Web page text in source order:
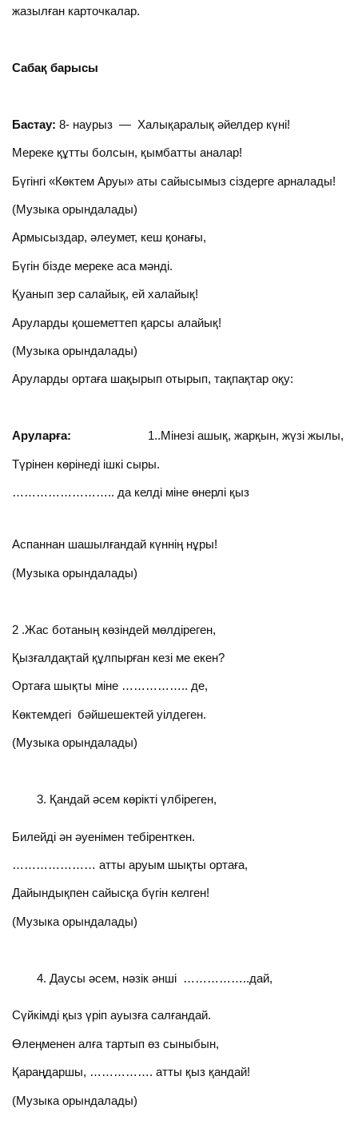
жазылған карточкалар.
Сабақ барысы
Бастау: 8- наурыз — Халықаралық әйелдер күні!
Мереке құтты болсын, қымбатты аналар!
Бүгінгі «Көктем Аруы» аты сайысымыз сіздерге арналады!
(Музыка орындалады)
Армысыздар, әлеумет, кеш қонағы,
Бүгін бізде мереке аса мәнді.
Қуанып зер салайық, ей халайық!
Аруларды қошеметтеп қарсы алайық!
(Музыка орындалады)
Аруларды ортаға шақырып отырып, тақпақтар оқу:
Аруларға: 1..Мінезі ашық, жарқын, жүзі жылы,
Түрінен көрінеді ішкі сыры.
…………………….. да келді міне өнерлі қыз
Аспаннан шашылғандай күннің нұры!
(Музыка орындалады)
2 .Жас ботаның көзіндей мөлдіреген,
Қызғалдақтай құлпырған кезі ме екен?
Ортаға шықты міне …………….. де,
Көктемдегі бәйшешектей уілдеген.
(Музыка орындалады)
Қандай әсем көрікті үлбіреген,
Билейді ән әуенімен тебіренткен.
………………… атты аруым шықты ортаға,
Дайындықпен сайысқа бүгін келген!
(Музыка орындалады)
Даусы әсем, нәзік әнші ……………..дай,
Сүйкімді қыз үріп ауызға салғандай.
Өлеңменен алға тартып өз сыныбын,
Қараңдаршы, ……………. атты қыз қандай!
(Музыка орындалады)